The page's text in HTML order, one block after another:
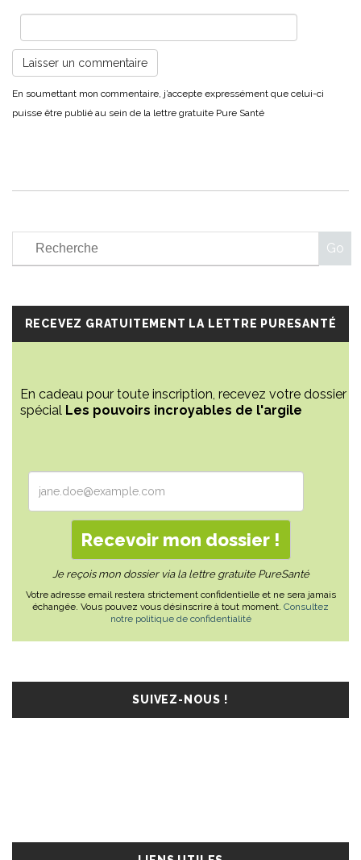
RECEVEZ GRATUITEMENT LA LETTRE PURESANTÉ
En cadeau pour toute inscription, recevez votre dossier
spécial Les pouvoirs incroyables de l'argile
Je reçois mon dossier via la lettre gratuite PureSanté
Votre adresse email restera strictement confidentielle et ne sera jamais
échangée. Vous pouvez vous désinscrire à tout moment. Consultez
notre politique de confidentialité
SUIVEZ-NOUS !